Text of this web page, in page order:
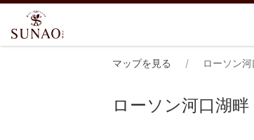
マップを見る ローソン
ローソン河口湖畔